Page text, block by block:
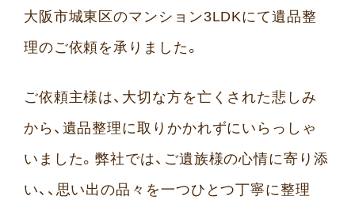
大阪市城東区のマンション3LDKにて遺品整
理のご依頼を承りました。
ご依頼主様は、大切な方を亡くされた悲しみ
から、遺品整理に取りかかれずにいらっしゃ
いました。弊社では、ご遺族様の心情に寄り添
い、、思い出の品々を一つひとつ丁寧に整理